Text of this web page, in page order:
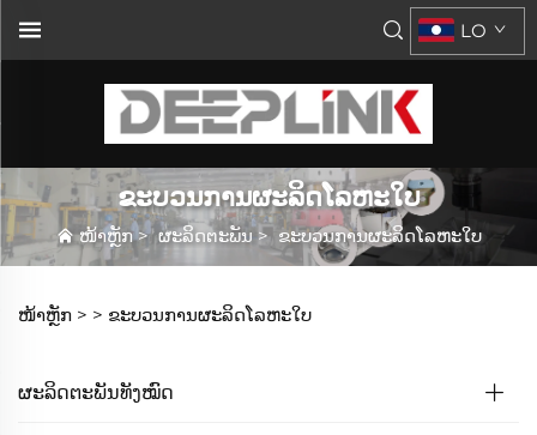
LO
ຂະບວນການຜະລິດໂລຫະໃບ
ໜ້າຫຼັກ>ຜະລິດຕະພັນ > ຂະບວນການຜະລິດໂລຫະໃບ
ໜ້າຫຼັກ > > ຂະບວນການຜະລິດໂລຫະໃບ
ຜະລິດຕະພັນທັງໝົດ